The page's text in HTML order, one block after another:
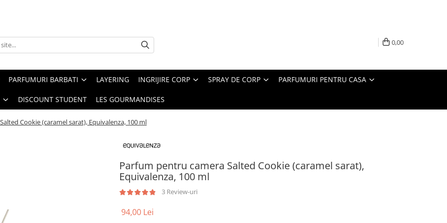
0,00
PARFUMURI BARBATI LAYERING INGRIJIRE CORP SPRAY DE CORP PARFUMURI PENTRU CASA
DISCOUNT STUDENT LES GOURMANDISES
Cookie (caramel sarat), Equivalenza, 100 ml
Parfum pentru camera Salted Cookie (caramel sarat),
Equivalenza, 100 ml
3 Review-uri
94,00 Lei